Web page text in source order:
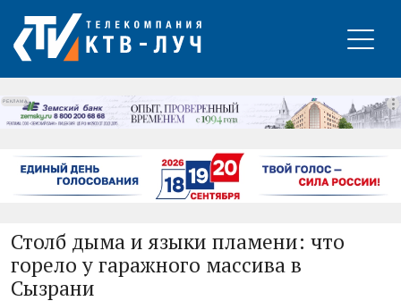
РЕКЛАМА
Столб дыма и языки пламени: что
горело у гаражного массива в
Сызрани